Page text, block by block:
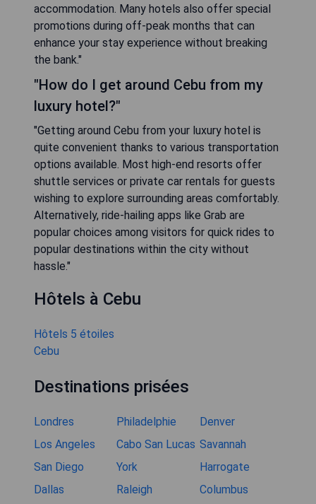
accommodation. Many hotels also offer special
promotions during off-peak months that can
enhance your stay experience without breaking
the bank."
"How do I get around Cebu from my
luxury hotel?"
"Getting around Cebu from your luxury hotel is
quite convenient thanks to various transportation
options available. Most high-end resorts offer
shuttle services or private car rentals for guests
wishing to explore surrounding areas comfortably.
Alternatively, ride-hailing apps like Grab are
popular choices among visitors for quick rides to
popular destinations within the city without
hassle."
Hôtels à Cebu
Hôtels 5 étoiles
Cebu
Destinations prisées
Londres Philadelphie
Denver
Los Angeles
Cabo San Lucas Savannah
San Diego
York
Harrogate
Dallas
Raleigh Columbus